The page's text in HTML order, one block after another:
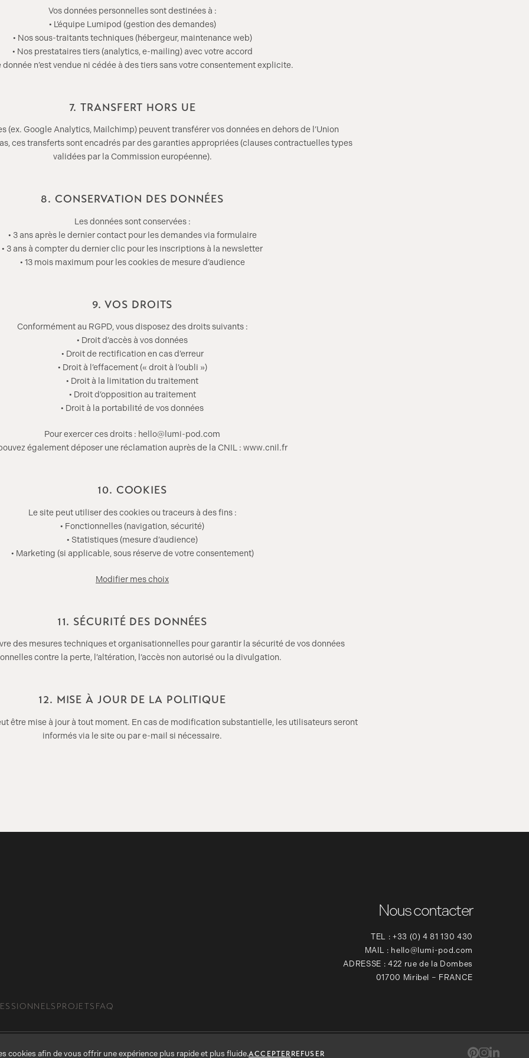
Vos données personnelles sont destinées à :
• L’équipe Lumipod (gestion des demandes)
• Nos sous-traitants techniques (hébergeur, maintenance web)
• Nos prestataires tiers (analytics, e-mailing) avec votre accord
donnée n’est vendue ni cédée à des tiers sans votre consentement explicite.
7. TRANSFERT HORS UE
(ex. Google Analytics, Mailchimp) peuvent transférer vos données en dehors de l’Union
ces transferts sont encadrés par des garanties appropriées (clauses contractuelles types
validées par la Commission européenne).
8. CONSERVATION DES DONNÉES
Les données sont conservées :
• 3 ans après le dernier contact pour les demandes via formulaire
• 3 ans à compter du dernier clic pour les inscriptions à la newsletter
• 13 mois maximum pour les cookies de mesure d’audience
9. VOS DROITS
Conformément au RGPD, vous disposez des droits suivants :
• Droit d’accès à vos données
• Droit de rectification en cas d’erreur
• Droit à l’effacement (« droit à l’oubli »)
• Droit à la limitation du traitement
• Droit d’opposition au traitement
• Droit à la portabilité de vos données
Pour exercer ces droits : hello@lumi-pod.com
également déposer une réclamation auprès de la CNIL : www.cnil.fr
10. COOKIES
Le site peut utiliser des cookies ou traceurs à des fins :
• Fonctionnelles (navigation, sécurité)
• Statistiques (mesure d’audience)
• Marketing (si applicable, sous réserve de votre consentement)
Modifier mes choix
11. SÉCURITÉ DES DONNÉES
des mesures techniques et organisationnelles pour garantir la sécurité de vos données
contre la perte, l’altération, l’accès non autorisé ou la divulgation.
12. MISE À JOUR DE LA POLITIQUE
être mise à jour à tout moment. En cas de modification substantielle, les utilisateurs seront
informés via le site ou par e-mail si nécessaire.
PROJETS FAQ
Nous contacter
TEL : +33 (0) 4 81 130 430
MAIL : hello@lumi-pod.com
ADRESSE : 422 rue de la Dombes
01700 Miribel – FRANCE
cookies afin de vous offrir une expérience plus rapide et plus fluide.ACCEPTER REFUSER